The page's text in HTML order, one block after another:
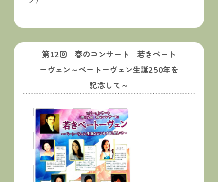
第12回 春のコンサート 若きベート
ーヴェン～ベートーヴェン生誕250年を
記念して～